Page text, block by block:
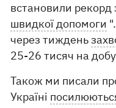
встановили рекорд
швидкої допомоги
через тиждень
25-26 тисяч на
Також ми писали
Україні